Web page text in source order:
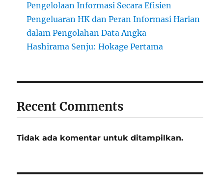
Pengelolaan Informasi Secara Efisien
Pengeluaran HK dan Peran Informasi Harian
dalam Pengolahan Data Angka
Hashirama Senju: Hokage Pertama
Recent Comments
Tidak ada komentar untuk ditampilkan.